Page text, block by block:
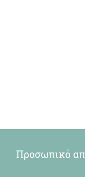
Προσωπικό